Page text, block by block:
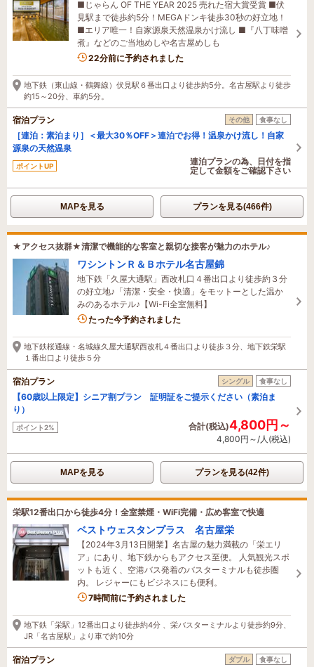
■じゃらん OF THE YEAR 2025 売れた宿大賞受賞 ■伏
見駅まで徒歩約5分！MEGAドンキ徒歩30秒の好立地！
■エリア唯一！自家源泉天然温泉かけ流し ■『八丁味噌
煮』などのご当地めしや名古屋めしも
11名がこの宿を見ています
22分前に予約されました
地下鉄（東山線・鶴舞線）伏見駅６番出口より徒歩約5分。名古屋駅より徒歩
約15～20分、車約5分。
宿泊プラン その他 食事なし
［連泊：素泊まり］＜最大30％OFF＞連泊でお得！温泉かけ流し！自家
源泉の天然温泉
ポイントUP
連泊プランの為、日付を指
定して金額をご確認下さい
MAPを見る プランを見る(466件)
★アクセス抜群★清潔で機能的な客室と親切な接客が魅力のホテル♪
ワシントンＲ＆Ｂホテル名古屋錦
地下鉄「久屋大通駅」西改札口４番出口より徒歩約３分
の好立地♪「清潔・安全・快適」をモットーとした温か
みのあるホテル♪【Wi-Fi全室無料】
2名がこの宿を見ています
たった今予約されました
地下鉄桜通線・名城線久屋大通駅西改札４番出口より徒歩３分、地下鉄栄駅
１番出口より徒歩５分
宿泊プラン シングル 食事なし
【60歳以上限定】シニア割プラン 証明証をご提示ください（素泊ま
り）
ポイント2% 合計(税込)4,800円～
4,800円～/人(税込)
MAPを見る プランを見る(42件)
栄駅12番出口から徒歩4分！全室禁煙・WiFi完備・広め客室で快適
ベストウェスタンプラス 名古屋栄
【2024年3月13日開業】名古屋の魅力満載の「栄エリ
ア」にあり、地下鉄からもアクセス至便。 人気観光スポ
ットも近く、空港バス発着のバスターミナルも徒歩圏
内。 レジャーにもビジネスにも便利。
1名がこの宿を見ています
7時間前に予約されました
地下鉄「栄駅」12番出口より徒歩約4分 、栄バスターミナルより徒歩約9分、
JR「名古屋駅」より車で約10分
宿泊プラン ダブル 食事なし